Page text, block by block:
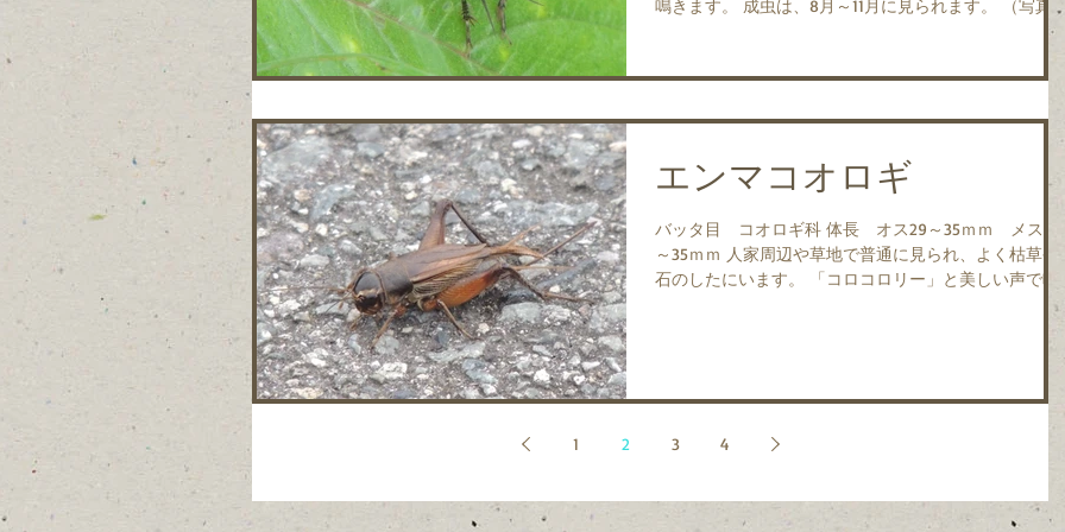
鳴きます。 成虫は、8月～11月に見られます。 （写真）
エンマコオロギ
バッタ目 コオロギ科 体長 オス29～35ｍｍ メス33
～35ｍｍ 人家周辺や草地で普通に見られ、よく枯草や
石のしたにいます。 「コロコロリー」と美しい声で鳴
きます。 成虫は、8月～11月に見られます。 日本の北
1 2 3 4